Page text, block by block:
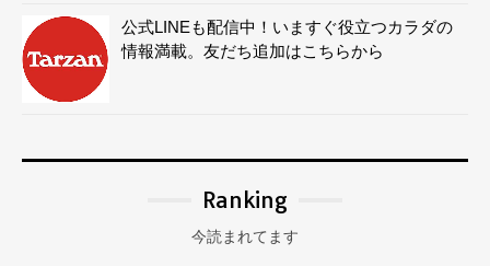
公式LINEも配信中！いますぐ役立つカラダの
情報満載。友だち追加はこちらから
Ranking
今読まれてます